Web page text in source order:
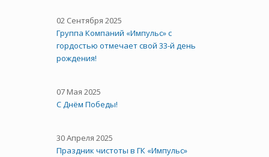
02 Сентября 2025
Группа Компаний «Импульс» с
гордостью отмечает свой 33-й день
рождения!
07 Мая 2025
С Днём Победы!
30 Апреля 2025
Праздник чистоты в ГК «Импульс»